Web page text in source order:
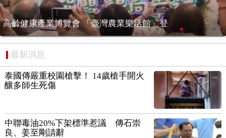
漢光模擬共軍轟炸！ 確保戰時空防
最新消息
泰國傳嚴重校園槍擊！ 14歲槍手開火
釀多師生死傷
中聯毒油20%下架標準惹議 傳石崇
良、姜至剛請辭